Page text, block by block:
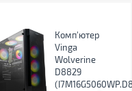
Комп'ютер
Vinga
Wolverine
D8829